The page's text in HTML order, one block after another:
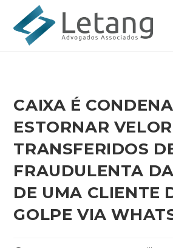
CAIXA É
ESTORNAR
TRANSFERIDOS
FRAUDULENTA
DE UMA CLIENTE
GOLPE VIA